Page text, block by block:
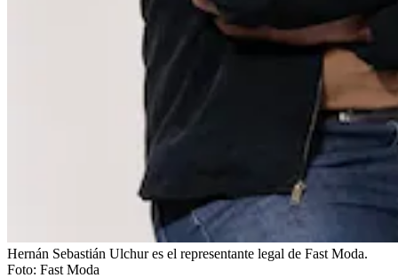
Hernán Sebastián Ulchur es el representante legal de Fast Moda.
Foto: Fast Moda